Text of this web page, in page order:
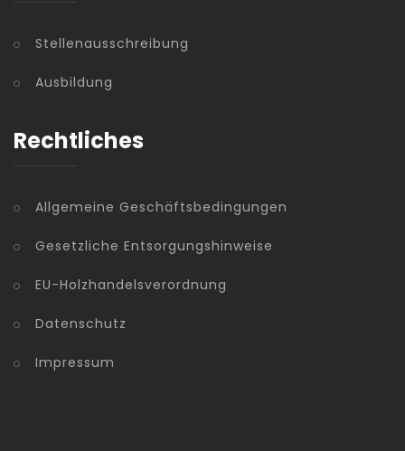
Stellenausschreibung
Ausbildung
Rechtliches
Allgemeine Geschäftsbedingungen
Gesetzliche Entsorgungshinweise
EU-Holzhandelsverordnung
Datenschutz
Impressum